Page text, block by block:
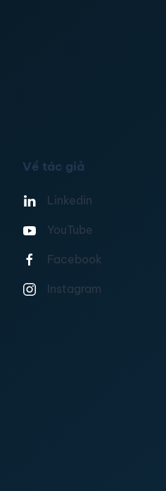
Về tác giả
Linkedin
YouTube
Facebook
Instagram